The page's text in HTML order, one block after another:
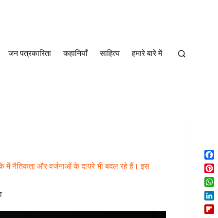
जन पत्रकारिता कहानियाँ साहित्‍य हमारे बारे में
में नैतिकता और वर्जनाओं के दायरे भी बदल रहे हैं। इस
F
a
c
e
b
o
P
i
n
t
W
h
a
L
i